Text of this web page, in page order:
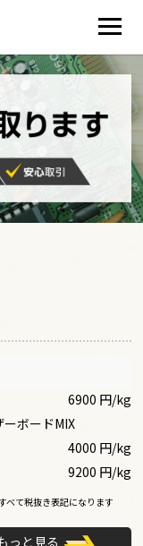
6900 円/kg
ーボードMIX
4000 円/kg
9200 円/kg
べて税抜き表記になります
っと見る